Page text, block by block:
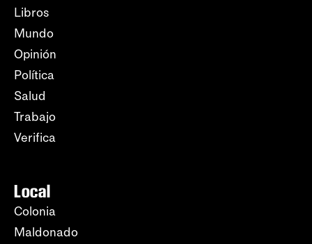
Libros
Mundo
Opinión
Política
Salud
Trabajo
Verifica
Local
Colonia
Maldonado